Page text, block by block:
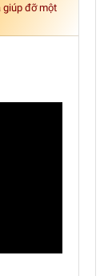
giúp đỡ một